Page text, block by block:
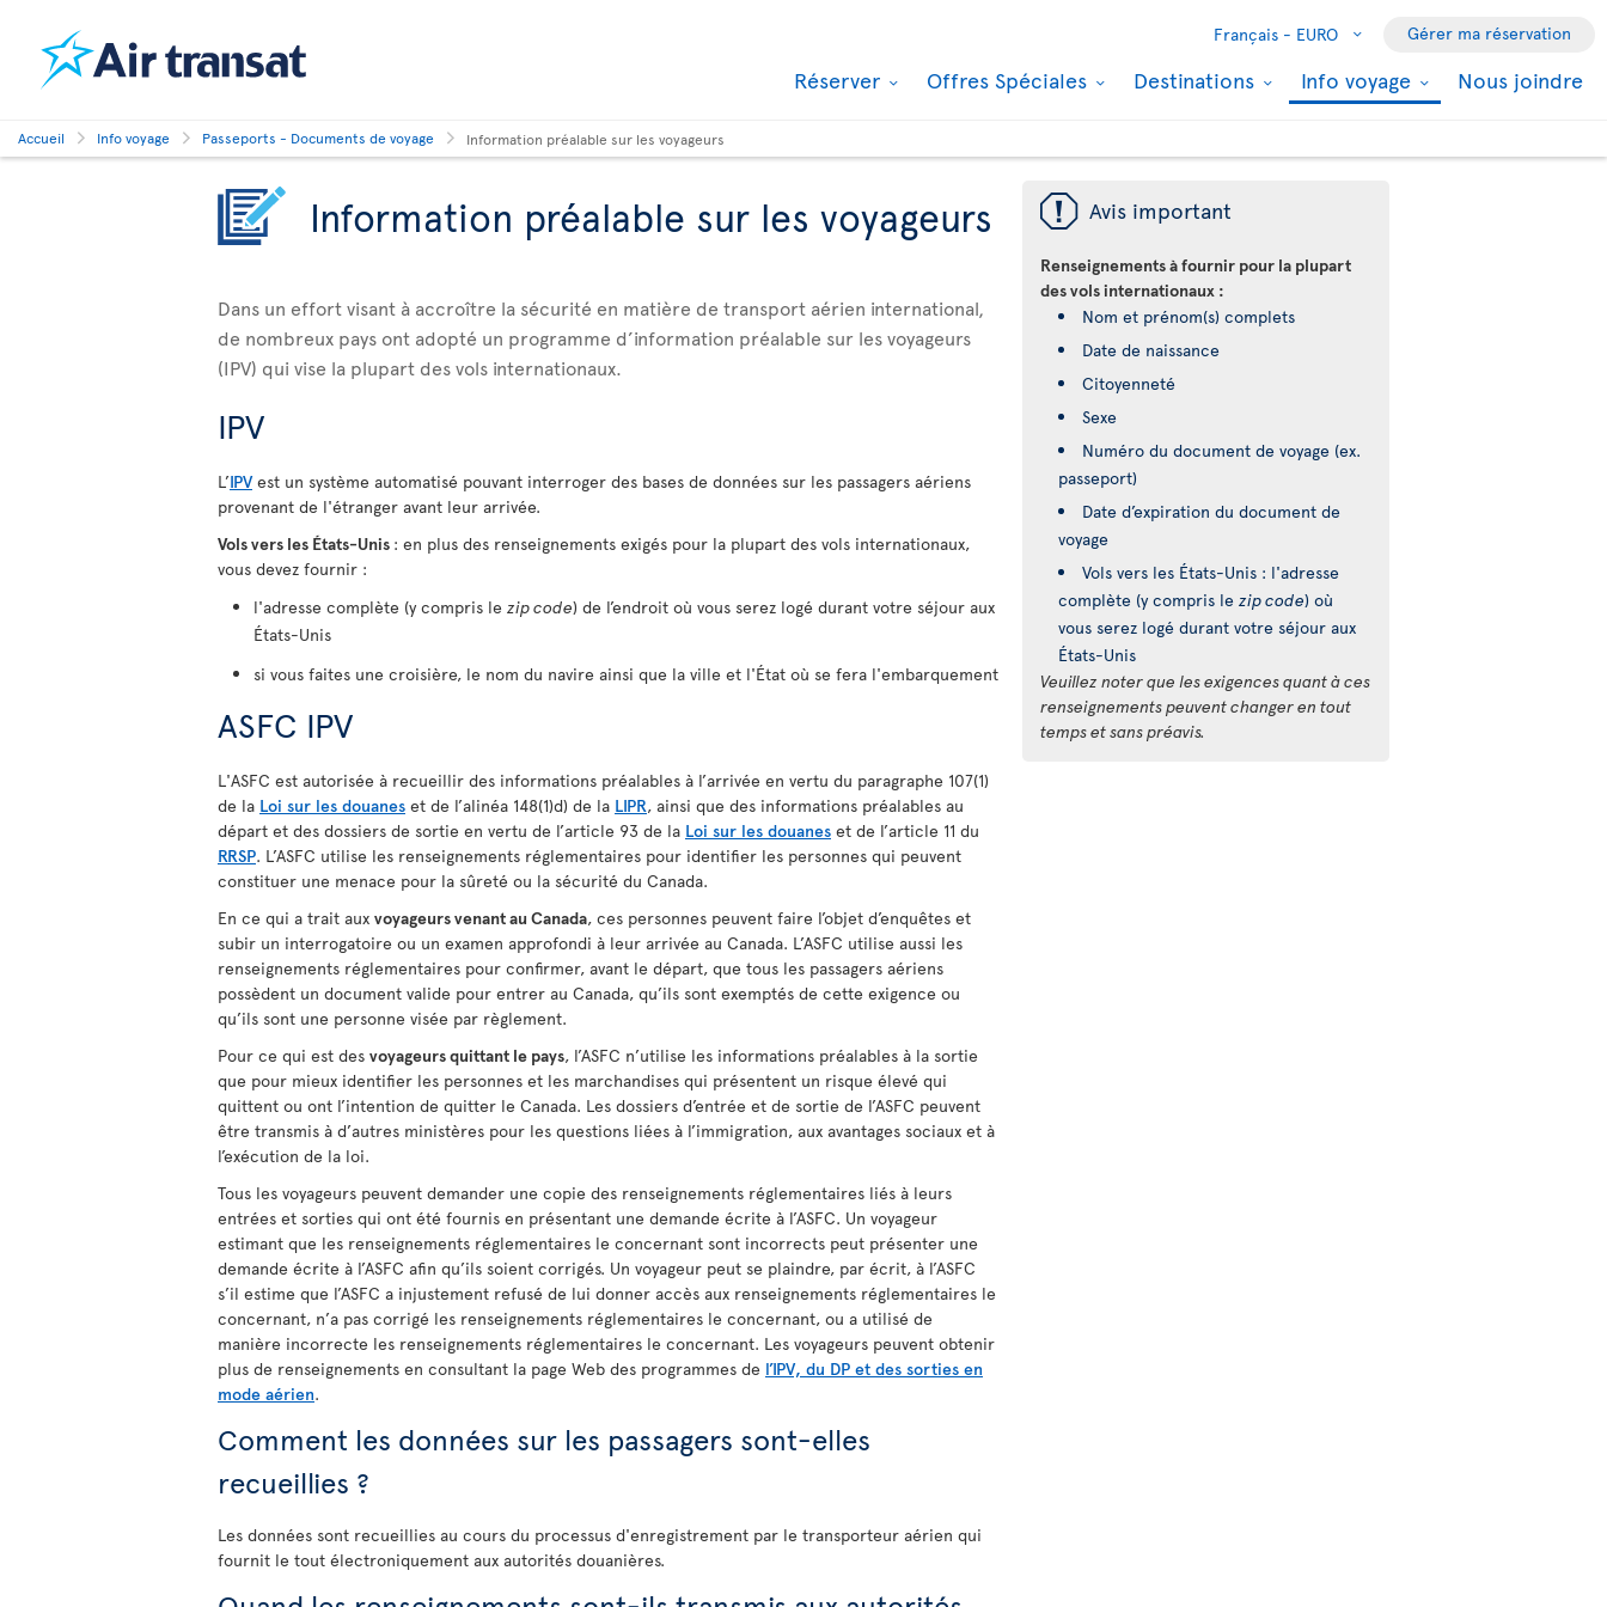
Français - EURO Gérer ma réservation
Réserver Offres Spéciales Destinations Info voyage Nous joindre
Accueil Info voyage Passeports - Documents de voyage Information préalable sur les voyageurs
Information préalable sur les voyageurs
Dans un effort visant à accroître la sécurité en matière de transport aérien international,
de nombreux pays ont adopté un programme d’information préalable sur les voyageurs
(IPV) qui vise la plupart des vols internationaux.
IPV
L’IPVest un système automatisé pouvant interroger des bases de données sur les passagers aériens
provenant de l'étranger avant leur arrivée.
Vols vers les États-Unis : en plus des renseignements exigés pour la plupart des vols internationaux,
vous devez fournir :
l'adresse complète (y compris le zip code) de l’endroit où vous serez logé durant votre séjour aux
États-Unis
si vous faites une croisière, le nom du navire ainsi que la ville et l'État où se fera l'embarquement
ASFC IPV
L'ASFC est autorisée à recueillir des informations préalables à l’arrivée en vertu du paragraphe 107(1)
de la Loi sur les douanes et de l’alinéa 148(1)d) de la LIPR, ainsi que des informations préalables au
départ et des dossiers de sortie en vertu de l’article 93 de la Loi sur les douanes et de l’article 11 du
RRSP. L’ASFC utilise les renseignements réglementaires pour identifier les personnes qui peuvent
constituer une menace pour la sûreté ou la sécurité du Canada.
En ce qui a trait aux voyageurs venant au Canada, ces personnes peuvent faire l’objet d’enquêtes et
subir un interrogatoire ou un examen approfondi à leur arrivée au Canada. L’ASFC utilise aussi les
renseignements réglementaires pour confirmer, avant le départ, que tous les passagers aériens
possèdent un document valide pour entrer au Canada, qu’ils sont exemptés de cette exigence ou
qu’ils sont une personne visée par règlement.
Pour ce qui est des voyageurs quittant le pays, l’ASFC n’utilise les informations préalables à la sortie
que pour mieux identifier les personnes et les marchandises qui présentent un risque élevé qui
quittent ou ont l’intention de quitter le Canada. Les dossiers d’entrée et de sortie de l’ASFC peuvent
être transmis à d’autres ministères pour les questions liées à l’immigration, aux avantages sociaux et à
l’exécution de la loi.
Tous les voyageurs peuvent demander une copie des renseignements réglementaires liés à leurs
entrées et sorties qui ont été fournis en présentant une demande écrite à l’ASFC. Un voyageur
estimant que les renseignements réglementaires le concernant sont incorrects peut présenter une
demande écrite à l’ASFC afin qu’ils soient corrigés. Un voyageur peut se plaindre, par écrit, à l’ASFC
s’il estime que l’ASFC a injustement refusé de lui donner accès aux renseignements réglementaires le
concernant, n’a pas corrigé les renseignements réglementaires le concernant, ou a utilisé de
manière incorrecte les renseignements réglementaires le concernant. Les voyageurs peuvent obtenir
plus de renseignements en consultant la page Web des programmes de l’IPV, du DP et des sorties en
mode aérien.
Comment les données sur les passagers sont-elles
recueillies ?
Les données sont recueillies au cours du processus d'enregistrement par le transporteur aérien qui
fournit le tout électroniquement aux autorités douanières.
ü Avis important
Renseignements à fournir pour la plupart
des vols internationaux :
Nom et prénom(s) complets
Date de naissance
Citoyenneté
Sexe
Numéro du document de voyage (ex.
passeport)
Date d’expiration du document de
voyage
Vols vers les États-Unis : l'adresse
complète (y compris lezip code) où
vous serez logé durant votre séjour aux
États-Unis
Veuillez noter que les exigences quant à ces
renseignements peuvent changer en tout
temps et sans préavis.